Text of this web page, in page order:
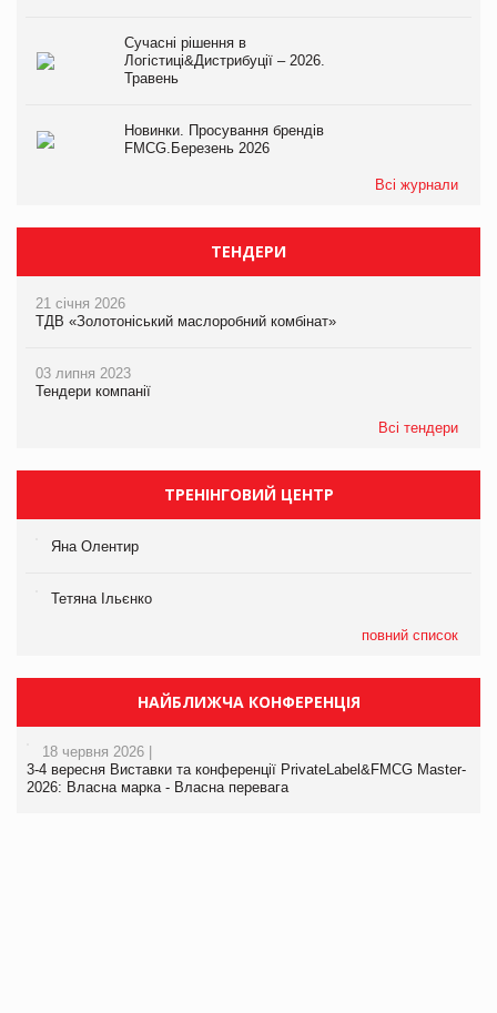
Сучасні рішення в
Логістиці&Дистрибуції – 2026.
Травень
Новинки. Просування брендів
FMCG.Березень 2026
Всі журнали
ТЕНДЕРИ
21 січня 2026
ТДВ «Золотоніський маслоробний комбінат»
03 липня 2023
Тендери компанії
Всі тендери
ТРЕНІНГОВИЙ ЦЕНТР
Яна Олентир
Тетяна Ільєнко
повний список
НАЙБЛИЖЧА КОНФЕРЕНЦІЯ
18 червня 2026 |
3-4 вересня Виставки та конференції PrivateLabel&FMCG Master-
2026: Власна марка - Власна перевага